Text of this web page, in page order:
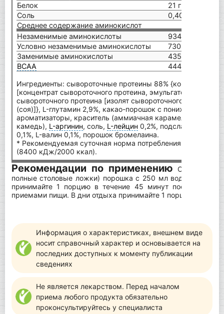
Белок
21 г
Соль
0,40 г
Среднее содержание аминокислот
Незаменимые аминокислоты
9341 мг
Условно незаменимые аминокислоты
7304 мг
Заменимые аминокислоты
4354 мг
BCAA
4443 мг
Ингредиенты: сывороточные протеины 88% {концентрат
[концентрат сывороточного протеина, эмульгатор:
сывороточного протеина [изолят сывороточного протеина,
(соя)]}, L-глутамин 2,9%, какао-порошок с пониженным
ароматизаторы, краситель (аммиачная карамель),
камедь), L-аргинин, соль, L-лейцин 0,2%, подсластитель
0,1%, L-валин 0,1%, порошок бромелаина.
* Рекомендуемая суточная норма потребления для
(8400 кДж/2000 ккал).
Рекомендации по применению
Смешайте
полные столовые ложки) порошка с 250 мл воды в
принимайте 1 порцию в течение 45 минут после
приемами пищи. В дни отдыха принимайте 1 порцию утром
Информация о характеристиках, внешнем виде
носит справочный характер и основывается на
последних доступных к моменту публикации
сведениях
Не является лекарством. Перед началом
приема любого продукта обязательно
проконсультируйтесь у специалиста